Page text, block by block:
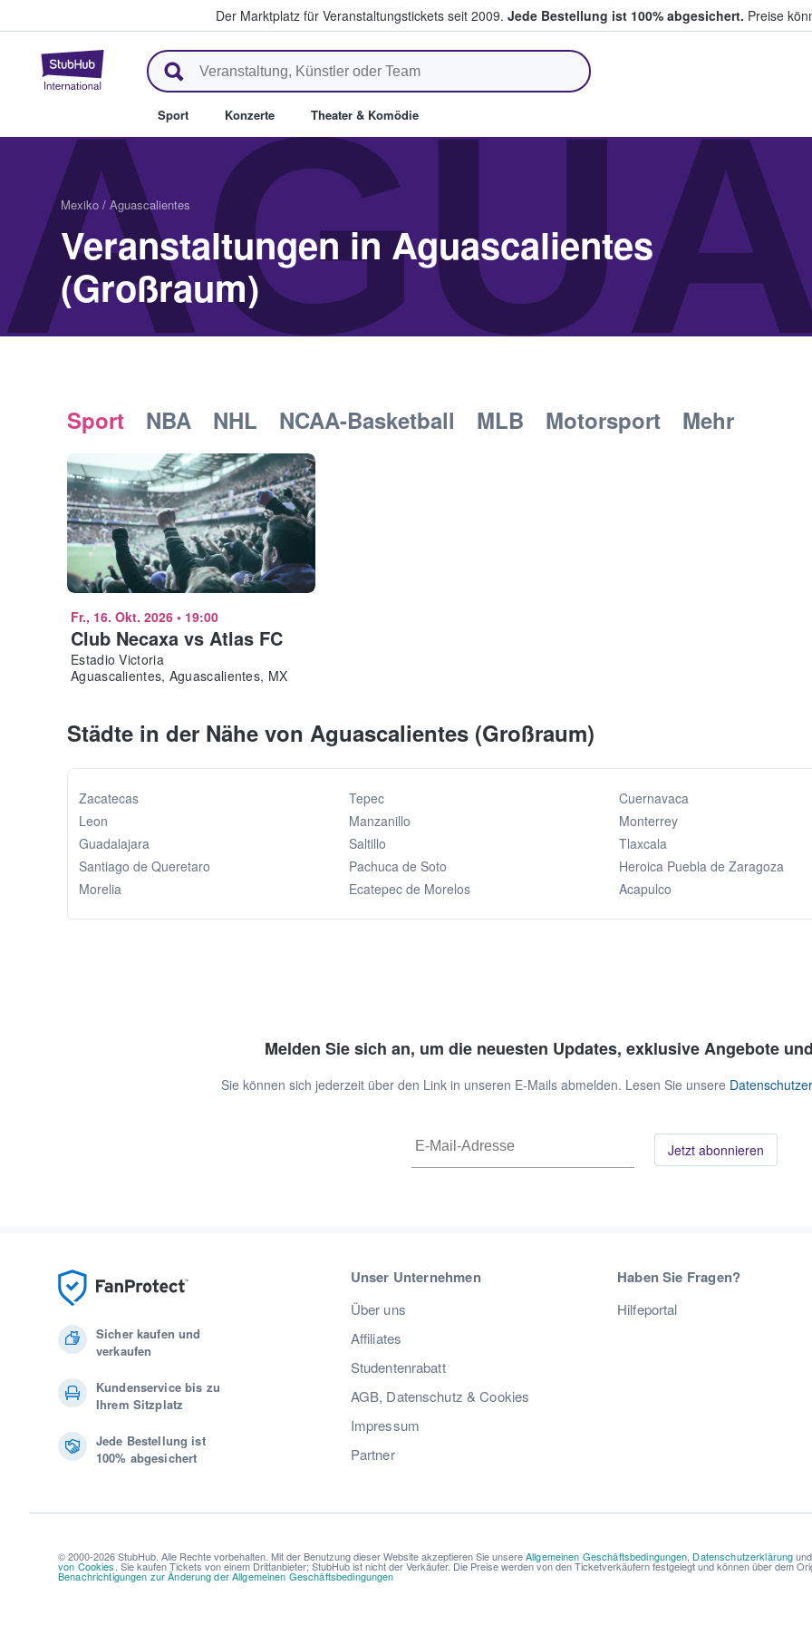
Der Marktplatz für Veranstaltungstickets seit 2009. Jede Bestellung ist 100% abgesichert. Preise
StubHub - Wo Fans Tickets kaufen & verkaufen
Sport Konzerte Theater & Komödie
Mexiko / Aguascalientes
Veranstaltungen in Aguascalientes
(Großraum)
Sport NBA NHL NCAA-Basketball MLB Motorsport Mehr
Fr., 16. Okt. 2026 • 19:00
Club Necaxa vs Atlas FC
Estadio Victoria
Aguascalientes, Aguascalientes, MX
Städte in der Nähe von Aguascalientes (Großraum)
Zacatecas
Leon
Guadalajara
Santiago de Queretaro
Morelia
Tepec
Manzanillo
Saltillo
Pachuca de Soto
Ecatepec de Morelos
Cuernavaca
Monterrey
Tlaxcala
Heroica Puebla de Zaragoza
Acapulco
Melden Sie sich an, um die neuesten Updates, exklusive Angebote
Sie können sich jederzeit über den Link in unseren E-Mails abmelden. Lesen Sie unsere
Jetzt abonnieren
Sicher kaufen und
verkaufen
Kundenservice bis zu
Ihrem Sitzplatz
Jede Bestellung ist
100% abgesichert
Unser Unternehmen
Über uns
Affiliates
Studentenrabatt
AGB, Datenschutz & Cookies
Impressum
Partner
Haben Sie Fragen?
Hilfeportal
© 2000-2026 StubHub. Alle Rechte vorbehalten. Mit der Benutzung dieser Website akzeptieren Sie unsereAllgemeinen Geschäftsbedingungen, Datenschutzerklärungund
von Cookies. Sie kaufen Tickets von einem Drittanbieter; StubHub ist nicht der Verkäufer. Die Preise werden von den Ticketverkäufern festgelegt und können über dem
Benachrichtigungen zur Änderung der Allgemeinen Geschäftsbedingungen